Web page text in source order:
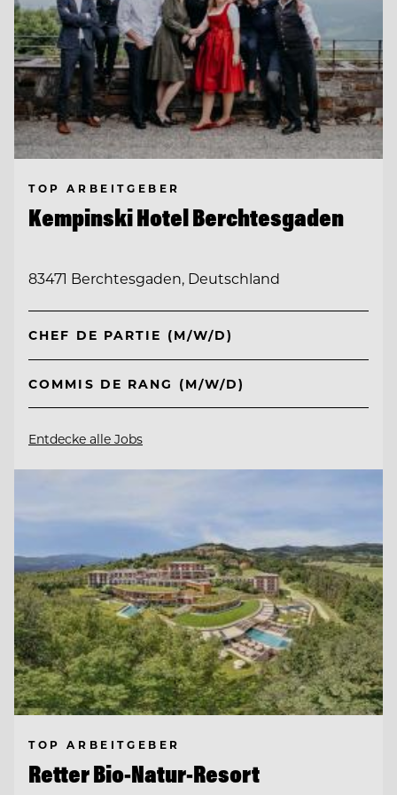
TOP ARBEITGEBER
Kempinski Hotel Berchtesgaden
83471 Berchtesgaden, Deutschland
CHEF DE PARTIE (M/W/D)
COMMIS DE RANG (M/W/D)
Entdecke alle Jobs
TOP ARBEITGEBER
Retter Bio-Natur-Resort